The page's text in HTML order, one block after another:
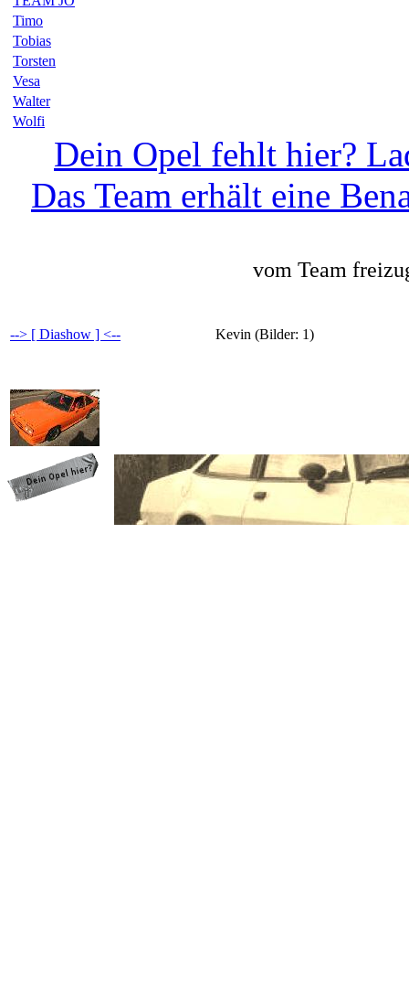
Timo
Tobias
Torsten
Vesa
Walter
Wolfi
Dein Opel fehlt hier?
Das Team erhält eine
vom Team
Kevin (Bilder: 1)
--> [ Diashow ] <--